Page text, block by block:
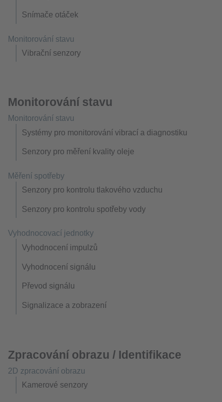
Snímače otáček
Monitorování stavu
Vibrační senzory
Monitorování stavu
Monitorování stavu
Systémy pro monitorování vibrací a diagnostiku
Senzory pro měření kvality oleje
Měření spotřeby
Senzory pro kontrolu tlakového vzduchu
Senzory pro kontrolu spotřeby vody
Vyhodnocovací jednotky
Vyhodnocení impulzů
Vyhodnocení signálu
Převod signálu
Signalizace a zobrazení
Zpracování obrazu / Identifikace
2D zpracování obrazu
Kamerové senzory